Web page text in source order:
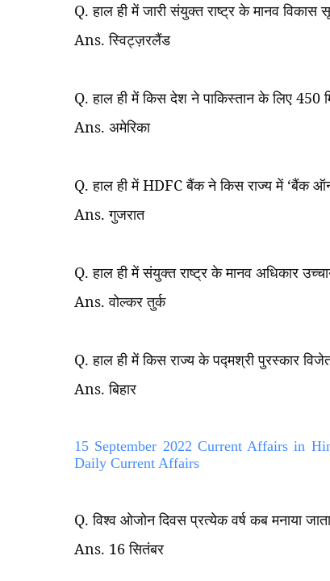
Q.हाल ही में जारी संयुक्त राष्ट्र के मानव विकास
Ans.स्विट्ज़रलैंड
Q.हाल ही में किस देश ने पाकिस्तान के लिए 450
Ans. अमेरिका
Q.हाल ही मेंHDFCबैंक ने किस राज्य में ‘बैंक
Ans. गुजरात
Q.हाल ही में संयुक्त राष्ट्र के मानव अधिकार
Ans. वोल्कर तुर्क
Q.हाल ही में किस राज्य के पद्मश्री पुरस्कार
Ans.बिहार
15 September 2022 Current Affairs in
Daily Current Affairs
Q.विश्व ओजोन दिवस प्रत्येक वर्ष कब मनाया
Ans. 16 सितंबर